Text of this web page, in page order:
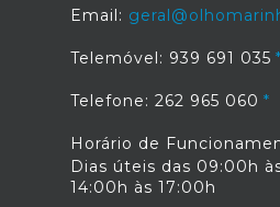
Email:
Telemóvel: 939 691 035
Telefone: 262 965 060
Horário de
Dias úteis das 09:00h
14:00h às 17:00h